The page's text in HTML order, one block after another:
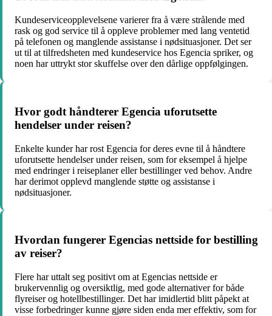
Kundeserviceopplevelsene varierer fra å være strålende med
rask og god service til å oppleve problemer med lang ventetid
på telefonen og manglende assistanse i nødsituasjoner. Det ser
ut til at tilfredsheten med kundeservice hos Egencia spriker, og
noen har uttrykt stor skuffelse over den dårlige oppfølgingen.
Hvor godt håndterer Egencia uforutsette
hendelser under reisen?
Enkelte kunder har rost Egencia for deres evne til å håndtere
uforutsette hendelser under reisen, som for eksempel å hjelpe
med endringer i reiseplaner eller bestillinger ved behov. Andre
har derimot opplevd manglende støtte og assistanse i
nødsituasjoner.
Hvordan fungerer Egencias nettside for bestilling
av reiser?
Flere har uttalt seg positivt om at Egencias nettside er
brukervennlig og oversiktlig, med gode alternativer for både
flyreiser og hotellbestillinger. Det har imidlertid blitt påpekt at
visse forbedringer kunne gjøre siden enda mer effektiv, som for